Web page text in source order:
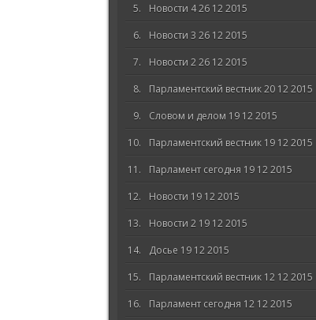
Новости 4 26 12 2015
Новости 3 26 12 2015
Новости 2 26 12 2015
Парламентский вестник 20 12 2015
Словом и делом 19 12 2015
Парламентский вестник 19 12 2015
Парламент сегодня 19 12 2015
Новости 19 12 2015
Новости 2 19 12 2015
Досье 19 12 2015
Парламентский вестник 12 12 2015
Парламент сегодня 12 12 2015